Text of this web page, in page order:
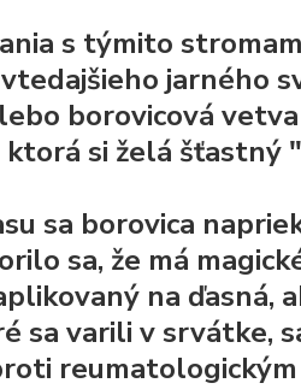
s týmito
jarného
borovicová
ktorá si želá šťastný
sa borovica
sa, že má
na ďasná,
sa varili v srvátke,